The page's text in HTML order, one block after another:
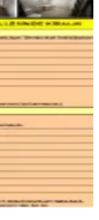
Çavuş
Mahallesi
03.08.2026